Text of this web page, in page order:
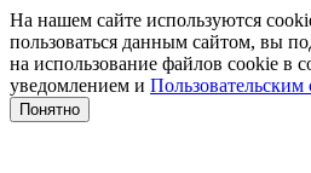
На нашем сайте используются
пользоваться данным сайтом, вы
на использование файлов cookie в
уведомлением и
Понятно